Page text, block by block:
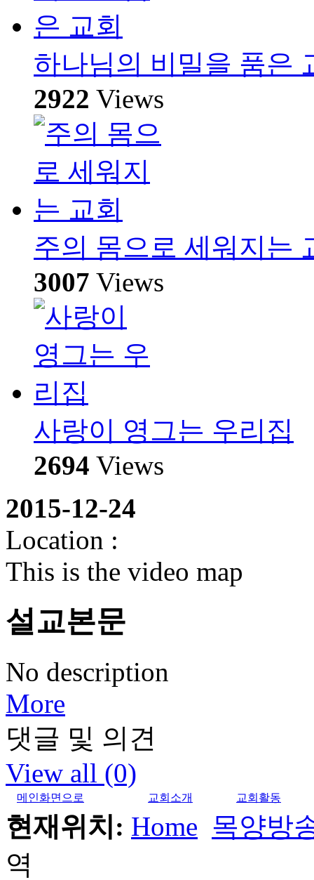
하나님의 비밀을 품은
2922 Views
주의 몸으로 세워지는
3007 Views
사랑이 영그는 우리집
2694 Views
2015-12-24
Location :
This is the video map
설교본문
No description
More
댓글 및 의견
View all (0)
메인화면으로 교회소개 교회활동
현재위치: Home 목양방
역